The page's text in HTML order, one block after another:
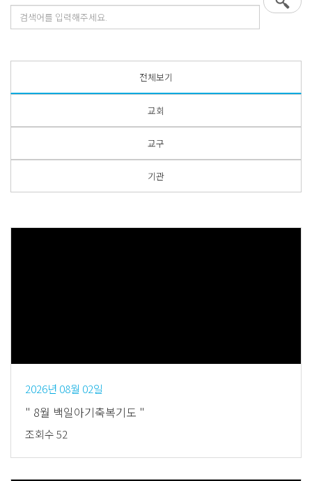
전체보기
교회
교구
기관
2026년 08월 02일
" 8월 백일아기축복기도 "
조회수 52